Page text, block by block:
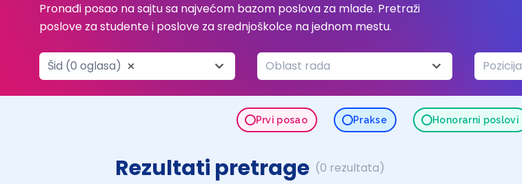
Pronađi posao na sajtu sa najvećom bazom poslova za mlade. Pretraži
poslove za studente i poslove za srednjoškolce na jednom mestu.
Šid (0 oglasa) Oblast rada Pozicija
Prvi posao Prakse Honorarni poslovi
Rezultati pretrage (0 rezultata)